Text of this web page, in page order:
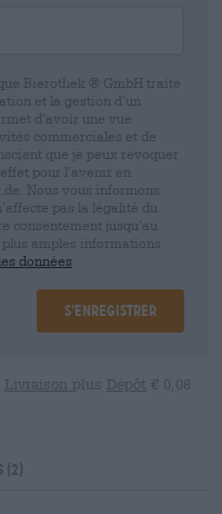
Bierothek ® GmbH traite
et la gestion d’un
d’avoir une vue
commerciales et de
que je peux révoquer
pour l’avenir en
Nous vous informons
pas la légalité du
consentement jusqu’au
amples informations
données
S’enregistrer
Livraison plus Dépôt € 0,08
(2)